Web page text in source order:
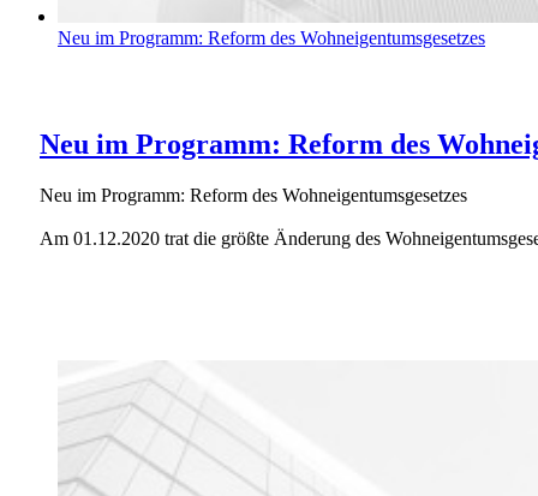
Neu im Programm: Reform des Wohneigentumsgesetzes
Neu im Programm: Reform des
Neu im Programm: Reform des Wohneigentumsgesetzes
Am 01.12.2020 trat die größte Änderung des